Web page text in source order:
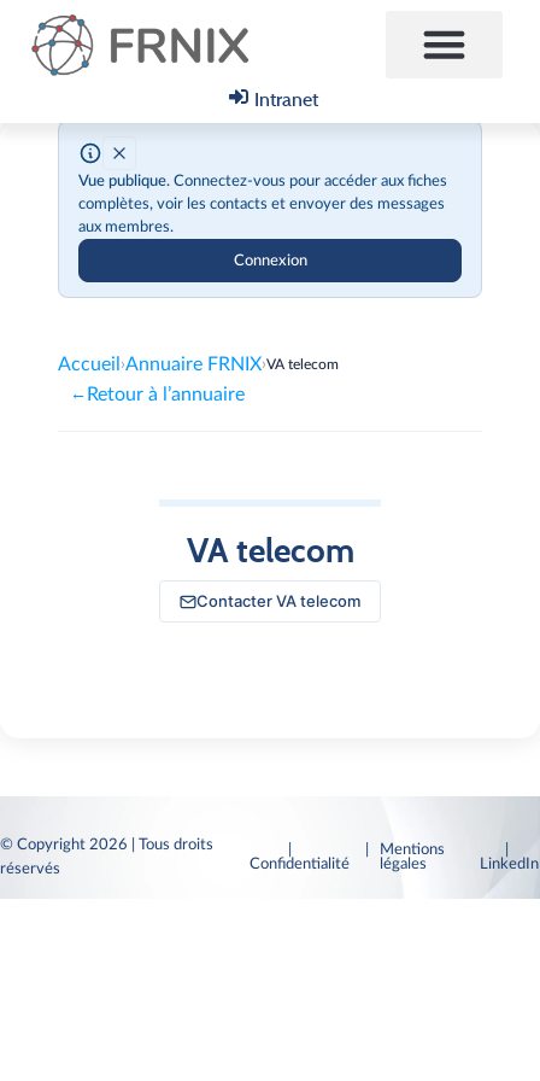
Intranet
Vue publique. Connectez-vous pour accéder aux fiches
complètes, voir les contacts et envoyer des messages
aux membres.
Connexion
Accueil ›Annuaire FRNIX›VA telecom
← Retour à l’annuaire
VA telecom
Contacter VA telecom
© Copyright 2026 | Tous droits
réservés
Confidentialité
| Mentions
légales